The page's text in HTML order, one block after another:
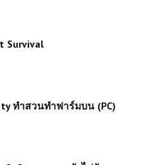
Survival
ทำสวนทำฟาร์มบน (PC)